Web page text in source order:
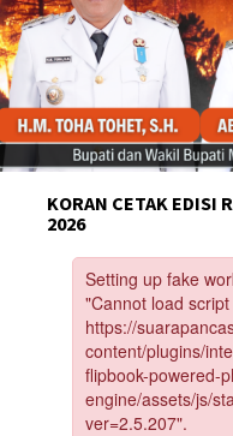
KORAN CETAK EDISI
2026